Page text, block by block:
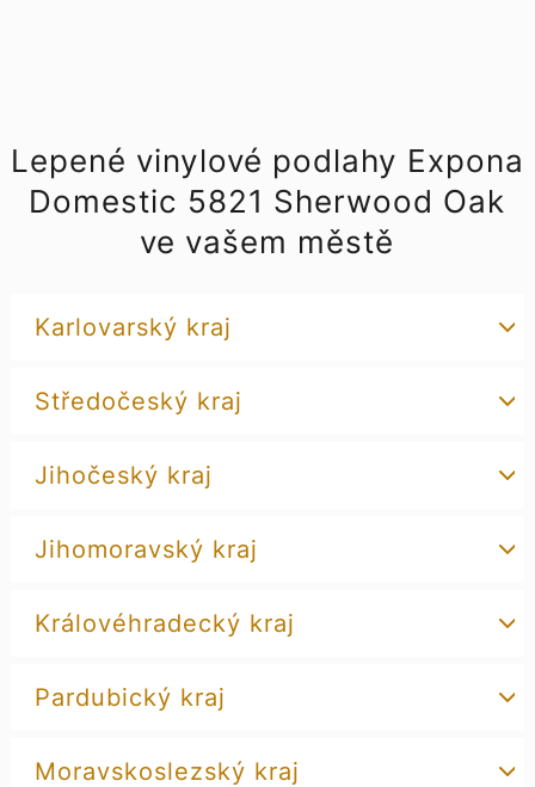
Lepené vinylové podlahy Expona
Domestic 5821 Sherwood Oak
ve vašem městě
Karlovarský kraj
Středočeský kraj
Jihočeský kraj
Jihomoravský kraj
Královéhradecký kraj
Pardubický kraj
Moravskoslezský kraj